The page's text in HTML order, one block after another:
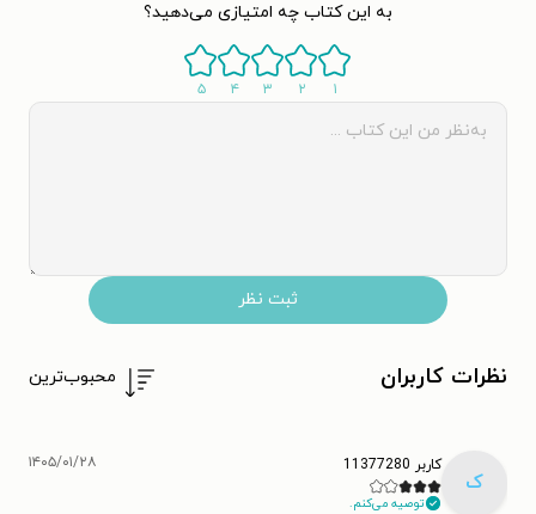
به این کتاب چه امتیازی می‌دهید؟
۱ ۲ ۳ ۴ ۵
ثبت نظر
نظرات کاربران محبوب‌ترین
ک
کاربر 11377280
توصیه می‌کنم.
۱۴۰۵/۰۱/۲۸